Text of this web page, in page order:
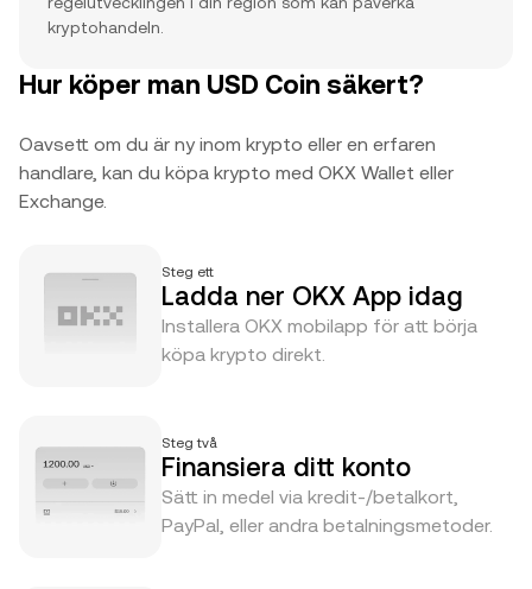
kryptohandeln.
Hur köper man USD Coin säkert?
Oavsett om du är ny inom krypto eller en erfaren
handlare, kan du köpa krypto med OKX Wallet eller
Exchange.
Steg ett
Ladda ner OKX App idag
Installera OKX mobilapp för att börja
köpa krypto direkt.
Steg två
Finansiera ditt konto
Sätt in medel via kredit-/betalkort,
PayPal, eller andra betalningsmetoder.